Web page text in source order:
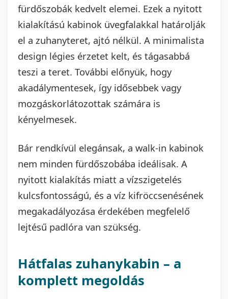
fürdőszobák kedvelt elemei. Ezek a nyitott
kialakítású kabinok üvegfalakkal határolják
el a zuhanyteret, ajtó nélkül. A minimalista
design légies érzetet kelt, és tágasabbá
teszi a teret. További előnyük, hogy
akadálymentesek, így idősebbek vagy
mozgáskorlátozottak számára is
kényelmesek.
Bár rendkívül elegánsak, a walk-in kabinok
nem minden fürdőszobába ideálisak. A
nyitott kialakítás miatt a vízszigetelés
kulcsfontosságú, és a víz kifröccsenésének
megakadályozása érdekében megfelelő
lejtésű padlóra van szükség.
Hátfalas zuhanykabin – a
komplett megoldás